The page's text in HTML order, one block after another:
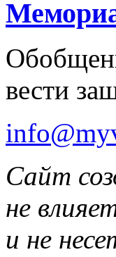
вести
Сайт
не
и не